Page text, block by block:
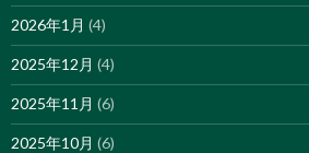
2026年1月 (4)
2025年12月 (4)
2025年11月 (6)
2025年10月 (6)